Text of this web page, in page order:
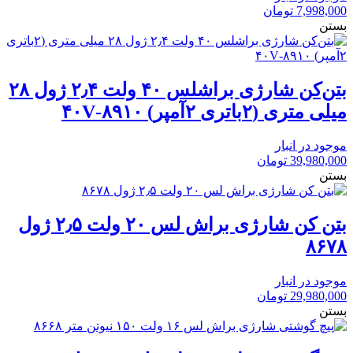
7,998,000 تومان
بستن
بتن‌کن شارژی براشلس ۴۰ ولت ۲٫۴ ژول ۲۸
میلی متری (۲باتری ۲آمپر) ۸۹۱۰-۴۰V
موجود در انبار
39,980,000 تومان
بستن
بتن کن شارژی براش لس ۲۰ ولت ۲٫۵ ژول
۸۶۷۸
موجود در انبار
29,980,000 تومان
بستن